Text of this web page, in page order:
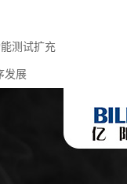
测试扩充
发展